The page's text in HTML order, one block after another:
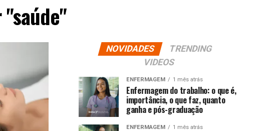
"saúde"
NOVIDADES
TRENDING
VIDEOS
ENFERMAGEM 1 mês atrás
Enfermagem do trabalho: o que é,
importância, o que faz, quanto
ganha e pós-graduação
ENFERMAGEM 1 mês atrás